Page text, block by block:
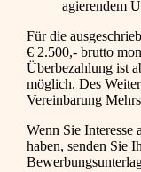
agierendem
Für die
€ 2.500,- brutto
Überbezahlung ist
möglich. Des
Vereinbarung
Wenn Sie Interesse
haben, senden Sie